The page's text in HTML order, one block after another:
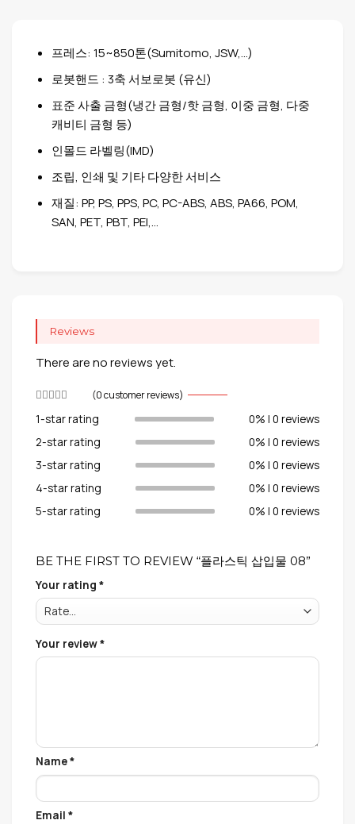
프레스: 15~850톤(Sumitomo, JSW,…)
로봇핸드 : 3축 서보로봇 (유신)
표준 사출 금형(냉간 금형/핫 금형, 이중 금형, 다중
캐비티 금형 등)
인몰드 라벨링(IMD)
조립, 인쇄 및 기타 다양한 서비스
재질: PP, PS, PPS, PC, PC-ABS, ABS, PA66, POM,
SAN, PET, PBT, PEI,…
Reviews
There are no reviews yet.
(0customer reviews)
1-star rating
0% | 0 reviews
2-star rating
0% | 0 reviews
3-star rating
0% | 0 reviews
4-star rating
0% | 0 reviews
5-star rating
0% | 0 reviews
BE THE FIRST TO REVIEW “플라스틱 삽입물 08”
Your rating *
Your review*
Name*
Email *